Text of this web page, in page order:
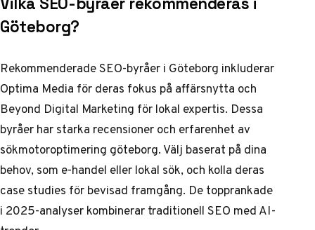
Göteborg?
Rekommenderade SEO-byråer i Göteborg inkluderar
Optima Media för deras fokus på affärsnytta och
Beyond Digital Marketing för lokal expertis. Dessa
byråer har starka recensioner och erfarenhet av
sökmotoroptimering göteborg. Välj baserat på dina
behov, som e-handel eller lokal sök, och kolla deras
case studies för bevisad framgång. De topprankade
i 2025-analyser kombinerar traditionell SEO med AI-